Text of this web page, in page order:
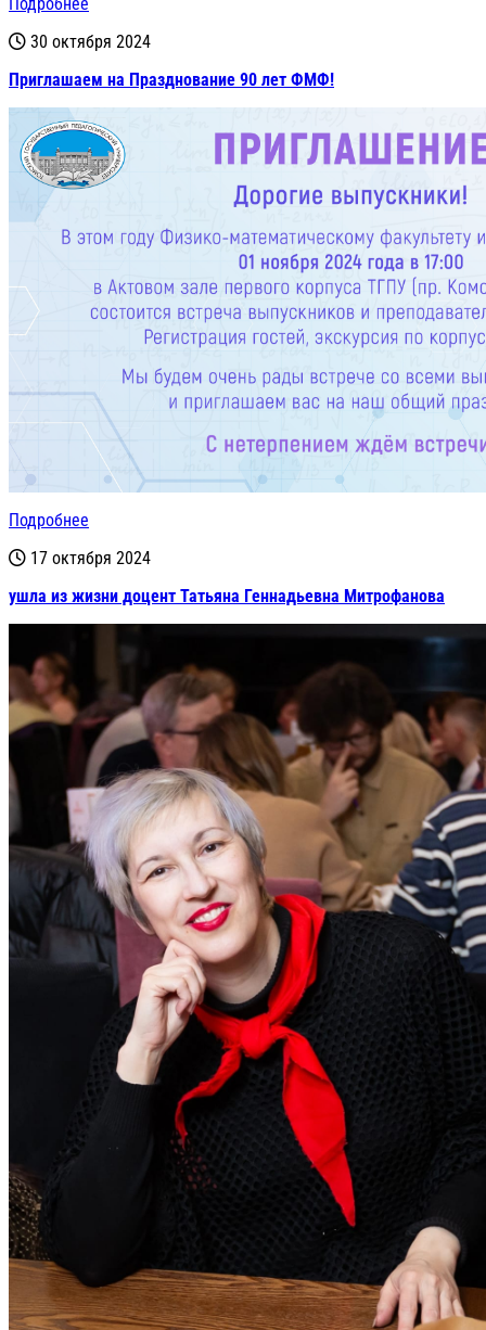
30 октября 2024
Приглашаем на Празднование 90 лет ФМФ!
Подробнее
17 октября 2024
ушла из жизни доцент Татьяна Геннадьевна Митрофанова